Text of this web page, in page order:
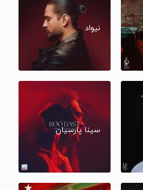
نیواد
سینا پارسیان